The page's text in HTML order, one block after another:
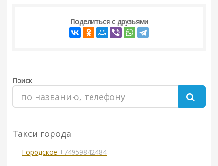
Поделиться с друзьями
Поиск
Такси города
Городское +74959842484